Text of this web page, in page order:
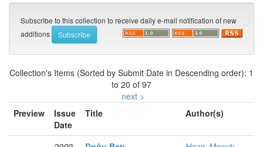
Subscribe to this collection to receive daily e-mail notification of new
additions
Collection's Items (Sorted by Submit Date in Descending order): 1
to 20 of 97
next >
Preview
Issue
Date
Title Author(s)